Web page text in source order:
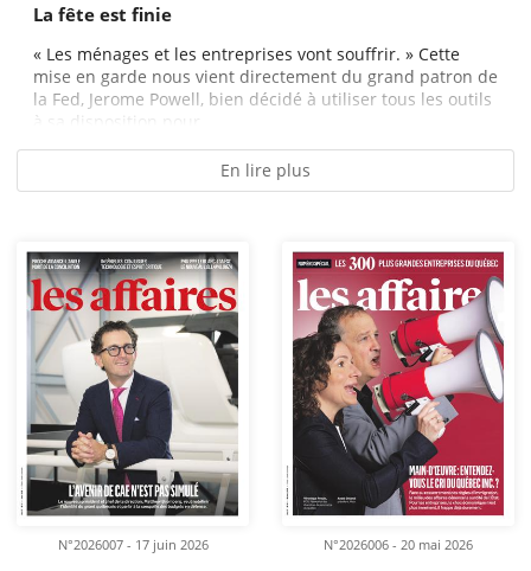
La fête est finie
« Les ménages et les entreprises vont souffrir. » Cette
mise en garde nous vient directement du grand patron de
la Fed, Jerome Powell, bien décidé à utiliser tous les outils
à sa disposition pour...
En lire plus
N°2026007 - 17 juin 2026 N°2026006 - 20 mai 2026